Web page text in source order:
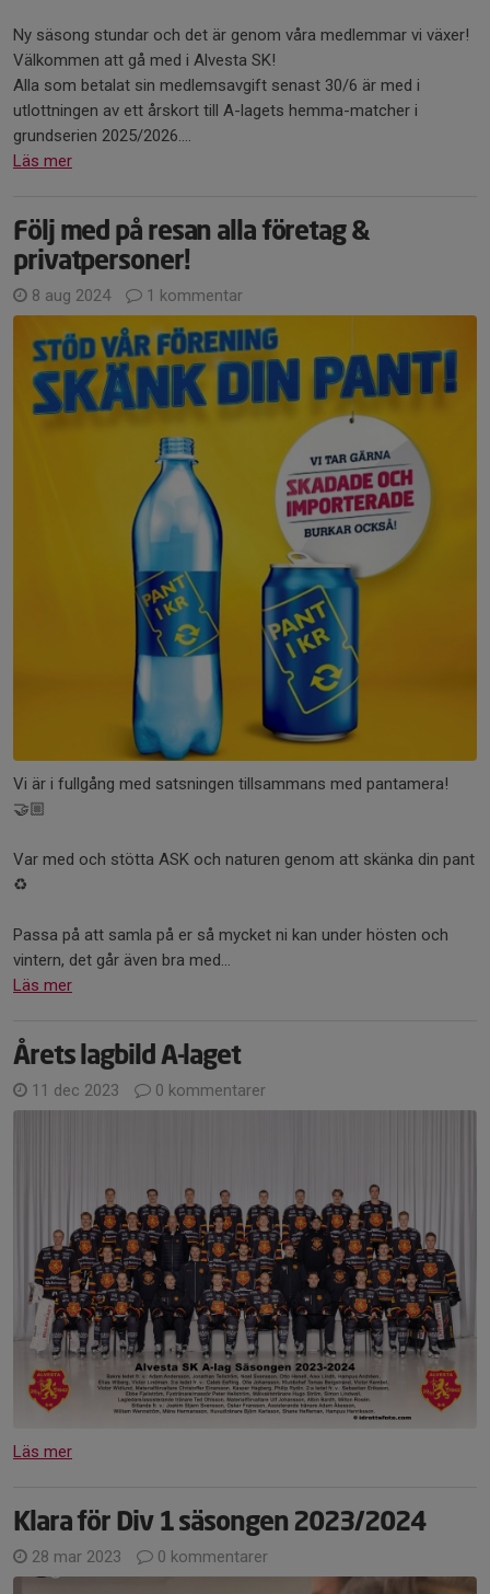
Ny säsong stundar och det är genom våra medlemmar vi växer!
Välkommen att gå med i Alvesta SK!
Alla som betalat sin medlemsavgift senast 30/6 är med i
utlottningen av ett årskort till A-lagets hemma-matcher i
grundserien 2025/2026....
Läs mer
Följ med på resan alla företag &
privatpersoner!
8 aug 2024 1 kommentar
Vi är i fullgång med satsningen tillsammans med pantamera!
🤝🏼
Var med och stötta ASK och naturen genom att skänka din pant
♻️
Passa på att samla på er så mycket ni kan under hösten och
vintern, det går även bra med...
Läs mer
Årets lagbild A-laget
11 dec 2023 0 kommentarer
Läs mer
Klara för Div 1 säsongen 2023/2024
28 mar 2023 0 kommentarer